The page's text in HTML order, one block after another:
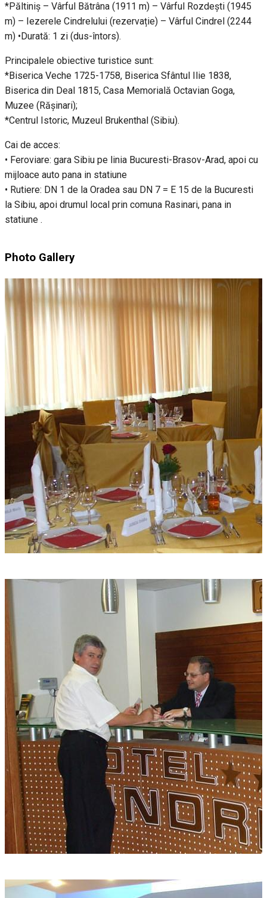
*Păltiniș – Vârful Bătrâna (1911 m) – Vârful Rozdești (1945
m) – Iezerele Cindrelului (rezervație) – Vârful Cindrel (2244
m) •Durată: 1 zi (dus-întors).
Principalele obiective turistice sunt:
*Biserica Veche 1725-1758, Biserica Sfântul Ilie 1838,
Biserica din Deal 1815, Casa Memorială Octavian Goga,
Muzee (Rășinari);
*Centrul Istoric, Muzeul Brukenthal (Sibiu).
Cai de acces:
• Feroviare: gara Sibiu pe linia Bucuresti-Brasov-Arad, apoi cu
mijloace auto pana in statiune
• Rutiere: DN 1 de la Oradea sau DN 7 = E 15 de la Bucuresti
la Sibiu, apoi drumul local prin comuna Rasinari, pana in
statiune .
Photo Gallery